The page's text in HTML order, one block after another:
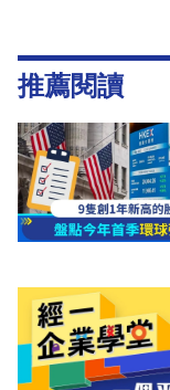
推薦閱讀